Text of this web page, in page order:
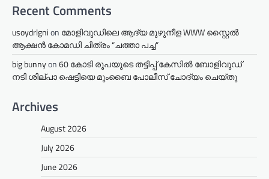
Recent Comments
usoydrlgnion മോളിവുഡിലെ ആദ്യ മുഴുനീള WWW സ്റ്റൈൽ
ആക്ഷൻ കോമഡി ചിത്രം “ചത്താ പച്ച”
big bunnyon60 കോടി രൂപയുടെ തട്ടിപ്പ് കേസിൽ ബോളിവുഡ്
നടി ശില്പാ ഷെട്ടിയെ മുംബൈ പോലീസ് ചോദ്യം ചെയ്തു
Archives
August 2026
July 2026
June 2026